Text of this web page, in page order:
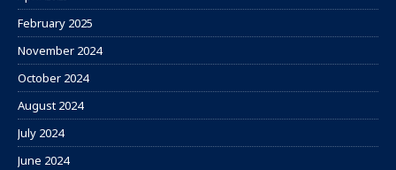
February 2025
November 2024
October 2024
August 2024
July 2024
June 2024